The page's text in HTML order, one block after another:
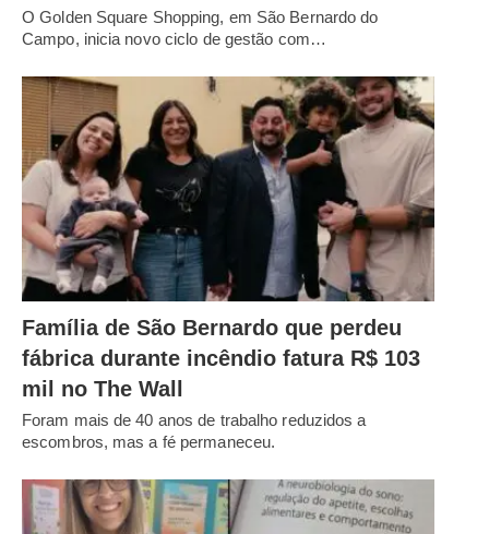
O Golden Square Shopping, em São Bernardo do
Campo, inicia novo ciclo de gestão com…
Família de São Bernardo que perdeu
fábrica durante incêndio fatura R$ 103
mil no The Wall
Foram mais de 40 anos de trabalho reduzidos a
escombros, mas a fé permaneceu.